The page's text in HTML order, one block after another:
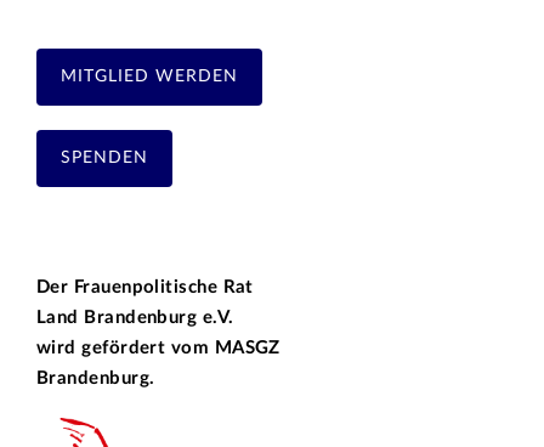
MITGLIED WERDEN
SPENDEN
Der Frauenpolitische Rat
Land Brandenburg e.V.
wird gefördert vom MASGZ
Brandenburg.